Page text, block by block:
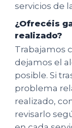
servicios de
¿Ofrecéis
realizado?
Trabajamos
dejamos el
posible. Si
problema
realizado,
revisarlo